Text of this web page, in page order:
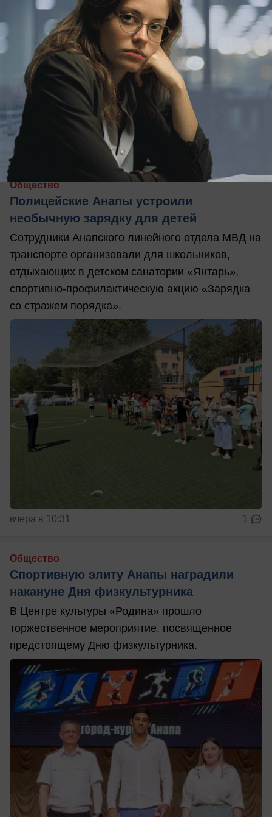
Общество
Полицейские Анапы устроили
необычную зарядку для детей
Сотрудники Анапского линейного отдела МВД на
транспорте организовали для школьников,
отдыхающих в детском санатории «Янтарь»,
спортивно-профилактическую акцию «Зарядка
со стражем порядка».
вчера в 10:31 1
Общество
Спортивную элиту Анапы наградили
накануне Дня физкультурника
В Центре культуры «Родина» прошло
торжественное мероприятие, посвященное
предстоящему Дню физкультурника.